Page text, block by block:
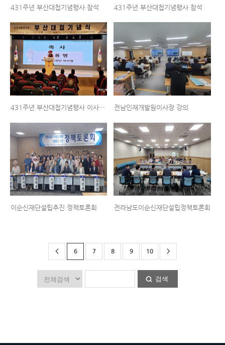
431주년 부산대첩기념행사 참석 431주년 부산대첩기념행사 참석
431주년 부산대첩기념행사 이사장축사 전남인재개발원이사장 강의
이순신재단설립추진 정책토론회 전라남도이순신재단설립정책토론회
< 6 7 8 9 10 >
검색